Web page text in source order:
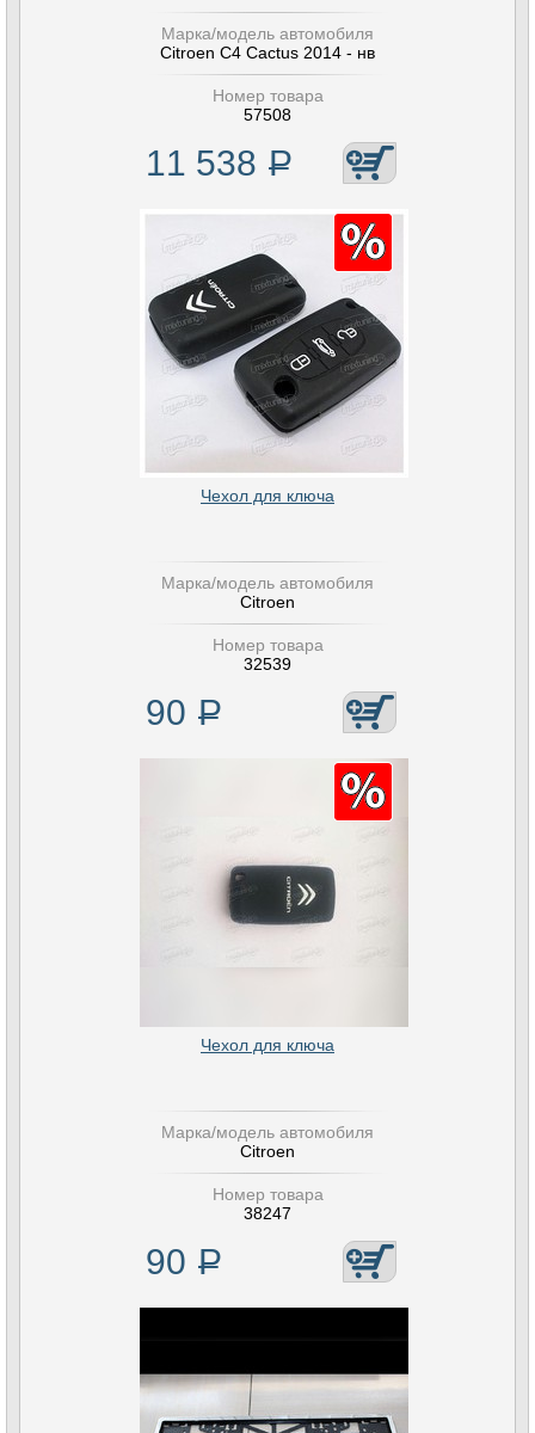
Марка/модель автомобиля
Citroen C4 Cactus 2014 - нв
Номер товара
57508
11 538 Р
Чехол для ключа
Марка/модель автомобиля
Citroen
Номер товара
32539
90 Р
Чехол для ключа
Марка/модель автомобиля
Citroen
Номер товара
38247
90 Р